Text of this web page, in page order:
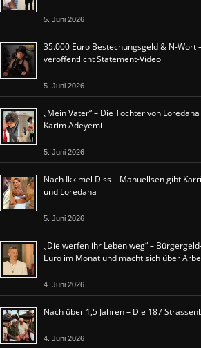
5. Juni 2026
35.000 Euro Bestechungsgeld & N-Wort
veröffentlicht Statement-Video
5. Juni 2026
„Mein Vater“ – Die Tochter von
Karim Adeyemi
5. Juni 2026
Nach Ikkimel Diss – Manuellsen gibt
und Loredana
5. Juni 2026
„Die werfen ihr Leben weg“ –
Euro im Monat und macht sich über
4. Juni 2026
Nach über 1,5 Jahren – Die 187
4. Juni 2026